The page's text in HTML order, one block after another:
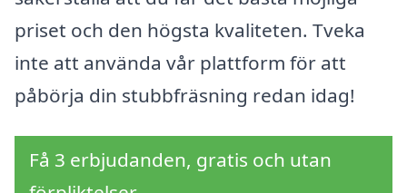
priset och den högsta kvaliteten. Tveka
inte att använda vår plattform för att
påbörja din stubbfräsning redan idag!
Få 3 erbjudanden, gratis och utan